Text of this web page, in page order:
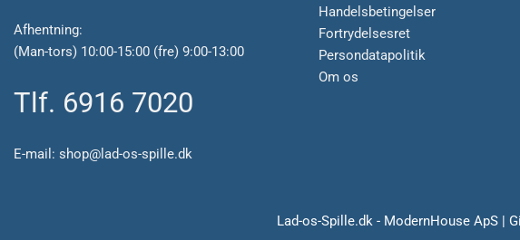
Afhentning:
(Man-tors) 10:00-15:00 (fre) 9:00-13:00
Tlf. 6916 7020
E-mail: shop@lad-os-spille.dk
Handelsbetingelser
Fortrydelsesret
Persondatapolitik
Om os
Lad-os-Spille.dk - ModernHouse ApS |